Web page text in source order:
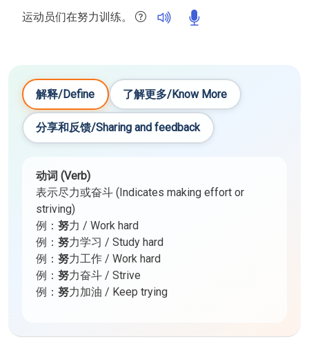
运动员们在努力训练。
解释/Define 了解更多/Know More
分享和反馈/Sharing and feedback
动词 (Verb)
表示尽力或奋斗 (Indicates making effort or
striving)
例：努力 / Work hard
例：努力学习 / Study hard
例：努力工作 / Work hard
例：努力奋斗 / Strive
例：努力加油 / Keep trying